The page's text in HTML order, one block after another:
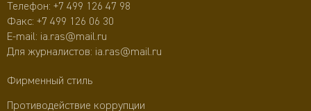
Телефон: +7 499 126 47 98
Факс: +7 499 126 06 30
E-mail: ia.ras@mail.ru
Для журналистов: ia.ras@mail.ru
Фирменный стиль
Противодействие коррупции